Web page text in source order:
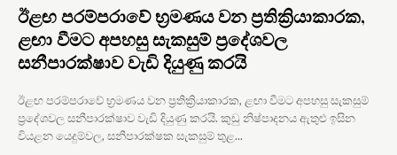
ඊළඟ පරම්පරාවේ භ්‍රමණය වන ප්‍රතික්‍රියාකාරක,
ළඟා වීමට අපහසු සැකසුම් ප්‍රදේශවල
සනීපාරක්ෂාව වැඩි දියුණු කරයි
ඊළඟ පරම්පරාවේ භ්‍රමණය වන ප්‍රතික්‍රියාකාරක, ළඟා වීමට අපහසු සැකසුම්
ප්‍රදේශවල සනීපාරක්ෂාව වැඩි දියුණු කරයි. කුඩු නිෂ්පාදනය ඇතුළු ඉසින
වියළන යෙදුම්වල, සනීපාරක්ෂක සැකසුම් තුළ...